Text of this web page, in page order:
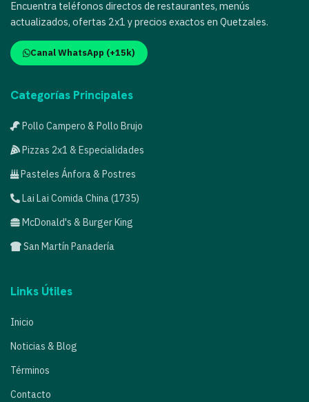
Encuentra teléfonos directos de restaurantes, menús
actualizados, ofertas 2x1 y precios exactos en Quetzales.
Canal WhatsApp (+15k)
Categorías Principales
Pollo Campero & Pollo Brujo
Pizzas 2x1 & Especialidades
Pasteles Ánfora & Postres
Lai Lai Comida China (1735)
McDonald's & Burger King
San Martín Panadería
Links Útiles
Inicio
Noticias & Blog
Términos
Contacto